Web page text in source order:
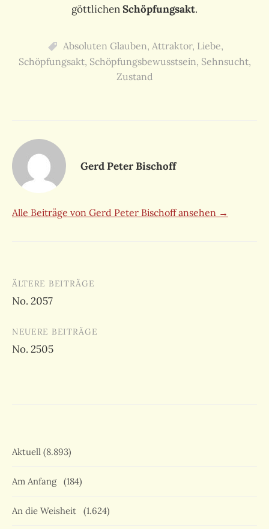
göttlichenSchöpfungsakt.
Absoluten Glauben, Attraktor, Liebe,
Schöpfungsakt, Schöpfungsbewusstsein, Sehnsucht,
Zustand
Gerd Peter Bischoff
Alle Beiträge von Gerd Peter Bischoff ansehen →
Beitragsnavigation
ÄLTERE BEITRÄGE
No. 2057
NEUERE BEITRÄGE
No. 2505
Aktuell (8.893)
Am Anfang (184)
An die Weisheit (1.624)